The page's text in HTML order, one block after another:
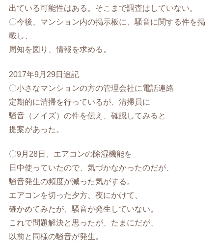
出ている可能性はある。そこまで調査はしていない。
〇今後、マンション内の掲示板に、騒音に関する件を掲
載し、
周知を図り、情報を求める。
2017年9月29日追記
〇小さなマンションの方の管理会社に電話連絡
定期的に清掃を行っているが、清掃員に
騒音（ノイズ）の件を伝え、確認してみると
提案があった。
〇9月28日、エアコンの除湿機能を
日中使っていたので、気づかなかったのだが、
騒音発生の頻度が減った気がする。
エアコンを切った夕方、夜にかけて、
確かめてみたが、騒音が発生していない。
これで問題解決と思ったが、たまにだが、
以前と同様の騒音が発生。